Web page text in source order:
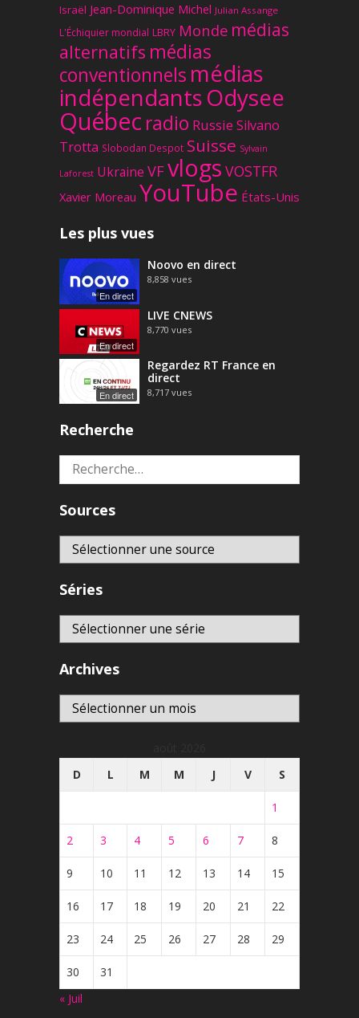
Israël Jean-Dominique Michel Julian Assange
L'Échiquier mondial LBRY Monde médias
alternatifs médias
conventionnels médias
indépendantsOdysee
Québec radio Russie Silvano
Trotta Slobodan Despot Suisse Sylvain
Laforest Ukraine VFvlogs VOSTFR
Xavier Moreau YouTube États-Unis
Les plus vues
En direct
Noovo en direct
8,858 vues
En direct
LIVE CNEWS
8,770 vues
En direct
Regardez RT France en
direct
8,717 vues
Recherche
Rechercher :
Sources
Séries
Archives
Archives
D
L M M J V S
1
2 3 4 5 6 7 8
9 10 11 12 13 14 15
16 17 18 19 20 21 22
23 24 25 26 27 28 29
30
31
« Juil